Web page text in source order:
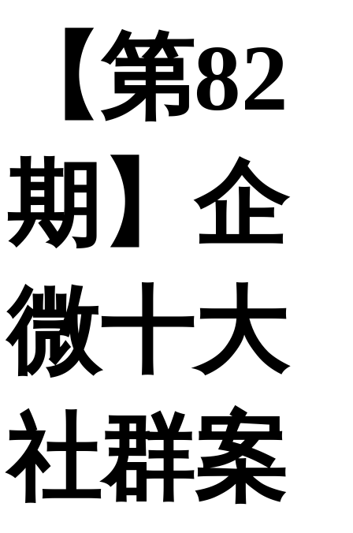
【第82
期】企
微十大
社群案